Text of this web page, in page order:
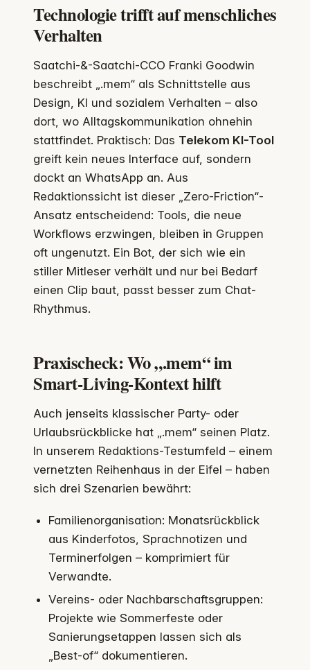
Technologie trifft auf menschliches
Verhalten
Saatchi-&-Saatchi-CCO Franki Goodwin
beschreibt „.mem“ als Schnittstelle aus
Design, KI und sozialem Verhalten – also
dort, wo Alltagskommunikation ohnehin
stattfindet. Praktisch: Das Telekom KI-Tool
greift kein neues Interface auf, sondern
dockt an WhatsApp an. Aus
Redaktionssicht ist dieser „Zero-Friction“-
Ansatz entscheidend: Tools, die neue
Workflows erzwingen, bleiben in Gruppen
oft ungenutzt. Ein Bot, der sich wie ein
stiller Mitleser verhält und nur bei Bedarf
einen Clip baut, passt besser zum Chat-
Rhythmus.
Praxischeck: Wo „.mem“ im
Smart-Living-Kontext hilft
Auch jenseits klassischer Party- oder
Urlaubsrückblicke hat „.mem“ seinen Platz.
In unserem Redaktions-Testumfeld – einem
vernetzten Reihenhaus in der Eifel – haben
sich drei Szenarien bewährt:
Familienorganisation: Monatsrückblick
aus Kinderfotos, Sprachnotizen und
Terminerfolgen – komprimiert für
Verwandte.
Vereins- oder Nachbarschaftsgruppen:
Projekte wie Sommerfeste oder
Sanierungsetappen lassen sich als
„Best-of“ dokumentieren.